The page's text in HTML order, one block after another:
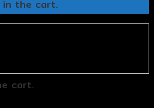
in the cart.
cart.